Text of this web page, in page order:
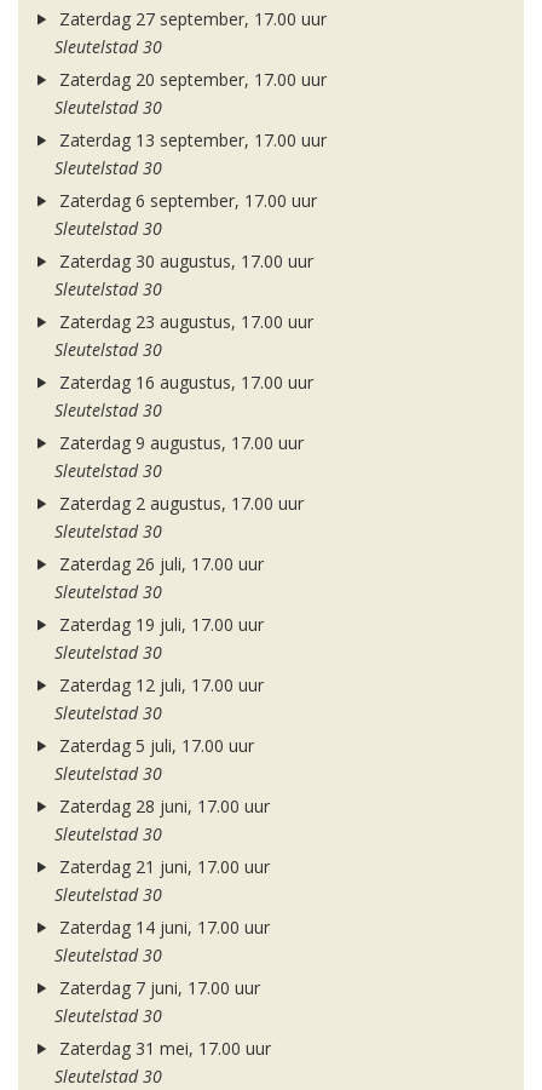
Zaterdag 27 september, 17.00 uur
Sleutelstad 30
Zaterdag 20 september, 17.00 uur
Sleutelstad 30
Zaterdag 13 september, 17.00 uur
Sleutelstad 30
Zaterdag 6 september, 17.00 uur
Sleutelstad 30
Zaterdag 30 augustus, 17.00 uur
Sleutelstad 30
Zaterdag 23 augustus, 17.00 uur
Sleutelstad 30
Zaterdag 16 augustus, 17.00 uur
Sleutelstad 30
Zaterdag 9 augustus, 17.00 uur
Sleutelstad 30
Zaterdag 2 augustus, 17.00 uur
Sleutelstad 30
Zaterdag 26 juli, 17.00 uur
Sleutelstad 30
Zaterdag 19 juli, 17.00 uur
Sleutelstad 30
Zaterdag 12 juli, 17.00 uur
Sleutelstad 30
Zaterdag 5 juli, 17.00 uur
Sleutelstad 30
Zaterdag 28 juni, 17.00 uur
Sleutelstad 30
Zaterdag 21 juni, 17.00 uur
Sleutelstad 30
Zaterdag 14 juni, 17.00 uur
Sleutelstad 30
Zaterdag 7 juni, 17.00 uur
Sleutelstad 30
Zaterdag 31 mei, 17.00 uur
Sleutelstad 30